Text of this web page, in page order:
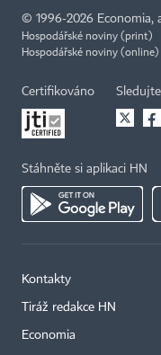
© 1996-2026 Economia,
Hospodářské noviny (print)
Hospodářské noviny (online)
Certifikováno
Stáhněte si aplikaci HN
Kontakty
Tiráž redakce HN
Economia